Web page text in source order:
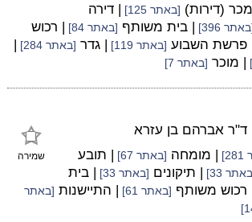
(דירות) [באתר 125] | דירה
396] | בית משותף [באתר 84]
| רכוש
פרשת השבוע [באתר 119] | גדר [באתר 284]
|
| מוכר [באתר 7]
שמירה
ד"ר אברהם בן עזרא
| מומחה [באתר 67] | תובע
33] | תיקונים [באתר 33]
| בית
רכוש משותף [באתר 61] | התיישנות [באתר